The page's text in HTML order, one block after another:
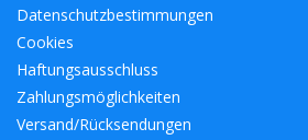
Datenschutzbestimmungen
Cookies
Haftungsausschluss
Zahlungsmöglichkeiten
Versand/Rücksendungen